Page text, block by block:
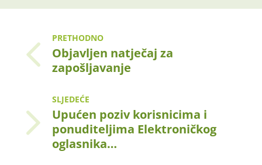
PRETHODNO
Objavljen natječaj za
zapošljavanje
SLJEDEĆE
Upućen poziv korisnicima i
ponuditeljima Elektroničkog
oglasnika…